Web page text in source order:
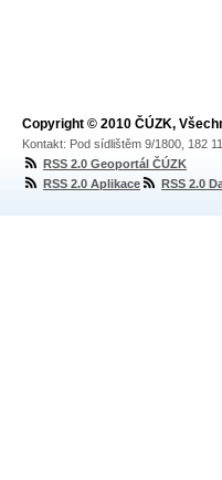
Copyright © 2010 ČÚZK,
Kontakt: Pod sídlištěm 9/1800, 182
RSS 2.0 Geoportál ČÚZK
RSS 2.0 Aplikace
RSS 2.0